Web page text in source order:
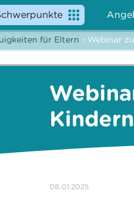
für Eltern - Webinar
08.01.2025